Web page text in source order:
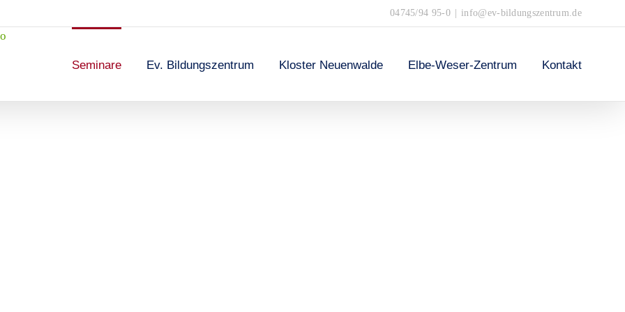
04745/94 95-0 info@ev-bildungszentrum.de
Seminare Ev. Bildungszentrum Kloster Neuenwalde Elbe-Weser-Zentrum Kontakt